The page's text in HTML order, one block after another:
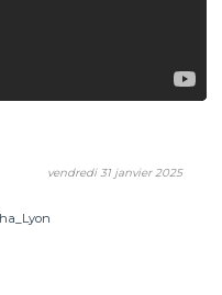
vendredi 31 janvier 2025